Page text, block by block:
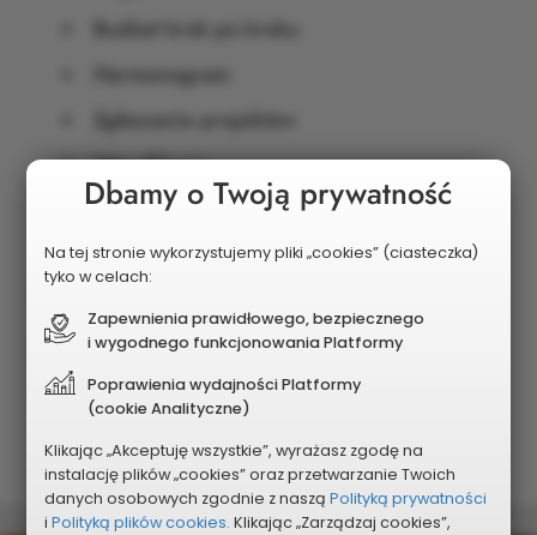
Budżet krok po kroku
Harmonogram
Zgłaszanie projektów
Weryfikacja
Głosowanie
Do pobrania
obywatelskim
Klauzula RODO
Poprzednie edycje
Dbamy o Twoją prywatność
Na tej stronie wykorzystujemy pliki „cookies” (ciasteczka)
tyko w celach:
Zapewnienia prawidłowego, bezpiecznego
i wygodnego funkcjonowania Platformy
Poprawienia wydajności Platformy
(cookie Analityczne)
Klikając „Akceptuję wszystkie”, wyrażasz zgodę na
instalację plików „cookies” oraz przetwarzanie Twoich
danych osobowych zgodnie z nasząPolityką prywatności
iPolityką plików cookies. Klikając „Zarządzaj cookies”,